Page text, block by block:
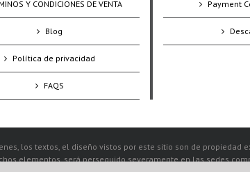
Y CONDICIONES DE VENTA
Blog
Política de privacidad
FAQS
Payment
los textos, el diseño vistos por este sitio son de propiedad
elementos, será perseguido severamente en las sedes